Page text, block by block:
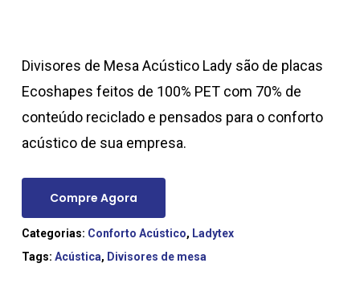
Divisores de Mesa Acústico Lady são de placas
Ecoshapes feitos de 100% PET com 70% de
conteúdo reciclado e pensados para o conforto
acústico de sua empresa.
Compre Agora
Categorias: Conforto Acústico, Ladytex
Tags: Acústica, Divisores de mesa